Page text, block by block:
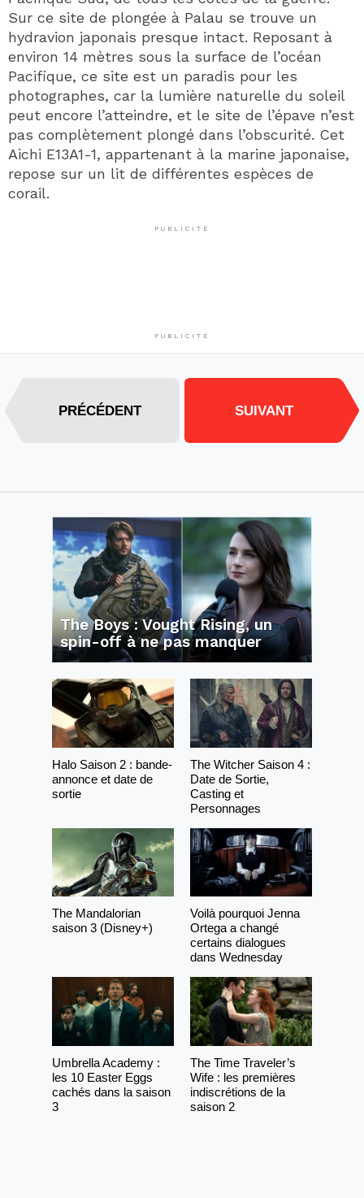
Sur ce site de plongée à Palau se trouve un
hydravion japonais presque intact. Reposant à
environ 14 mètres sous la surface de l’océan
Pacifique, ce site est un paradis pour les
photographes, car la lumière naturelle du soleil
peut encore l’atteindre, et le site de l’épave n’est
pas complètement plongé dans l’obscurité. Cet
Aichi E13A1-1, appartenant à la marine japonaise,
repose sur un lit de différentes espèces de
corail.
PUBLICITÉ
PUBLICITÉ
PRÉCÉDENT SUIVANT
The Boys : Vought Rising, un
spin-off à ne pas manquer
Halo Saison 2 : bande-
annonce et date de
sortie
The Witcher Saison 4 :
Date de Sortie,
Casting et
Personnages
The Mandalorian
saison 3 (Disney+)
Voilà pourquoi Jenna
Ortega a changé
certains dialogues
dans Wednesday
Umbrella Academy :
les 10 Easter Eggs
cachés dans la saison
3
The Time Traveler’s
Wife : les premières
indiscrétions de la
saison 2